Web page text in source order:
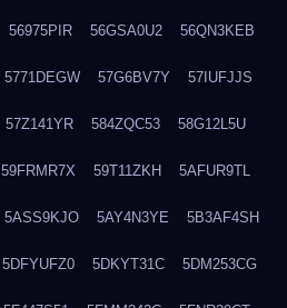
56975PIR 56GSA0U2 56QN3KEB
5771DEGW 57G6BV7Y 57IUFJJS
57Z141YR 584ZQC53 58G12L5U
59FRMR7X 59T11ZKH 5AFUR9TL
5ASS9KJO 5AY4N3YE 5B3AF4SH
5DFYUFZ0 5DKYT31C 5DM253CG